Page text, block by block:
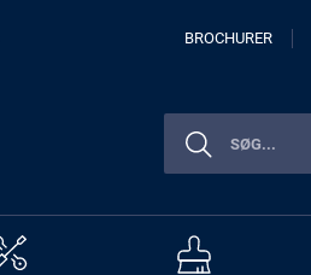
BROCHURER